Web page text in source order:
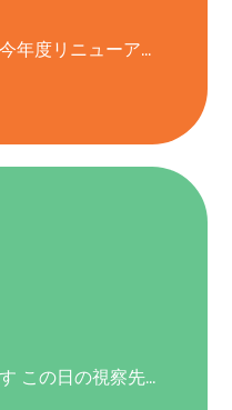
年度リニューア...
この日の視察先...